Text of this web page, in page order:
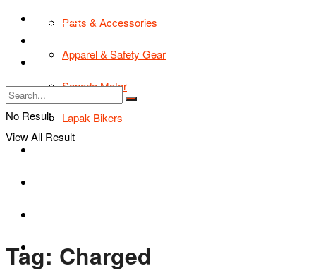
Parts & Accessories
Apparel & Safety Gear
Sepeda Motor
Lapak Bikers
Bikers Cars
TIPS & TRIK
Tentang Kami
No Result
View All Result
Tag: Charged